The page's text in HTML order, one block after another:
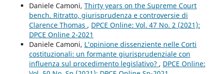
Daniele Camoni, Thirty years on the Supreme Court
bench. Ritratto, giurisprudenza e controversie di
Clarence Thomas , DPCE Online: Vol. 47 No. 2 (2021):
DPCE Online 2-2021
Daniele Camoni, L’opinione dissenziente nelle Corti
costituzionali: un formante giurisprudenziale con
influenza sul procedimento legislativo? , DPCE Online: